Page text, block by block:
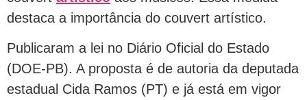
destaca a importância do couvert artístico.
Publicaram a lei no Diário Oficial do Estado
(DOE-PB). A proposta é de autoria da deputada
estadual Cida Ramos (PT) e já está em vigor